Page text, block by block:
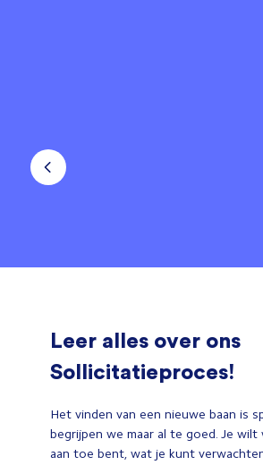
Leer alles over ons
Sollicitatieproces!
Het vinden van een nieuwe baan is
begrijpen we maar al te goed. Je wilt
aan toe bent, wat je kunt